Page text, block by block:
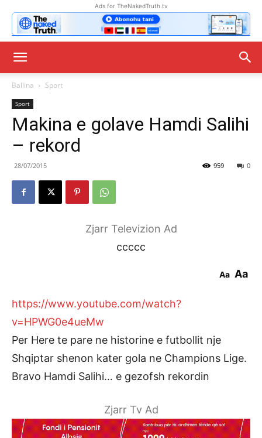
Ads for TheNakedTruth.tv
Ballina Sport
Sport
Makina e golave Hamdi Salihi
– rekord
28/07/2015 0
959
Zjarr Televizion Ad
ccccc
Aa Aa
https://www.youtube.com/watch?
v=HPWG0e4ueMw
Per Here te pare ne historine e futbollit nje
Shqiptar shenon kater gola ne Champions Lige.
Bravo Hamdi Salihi… e gezofsh rekordin
Zjarr Tv Ad